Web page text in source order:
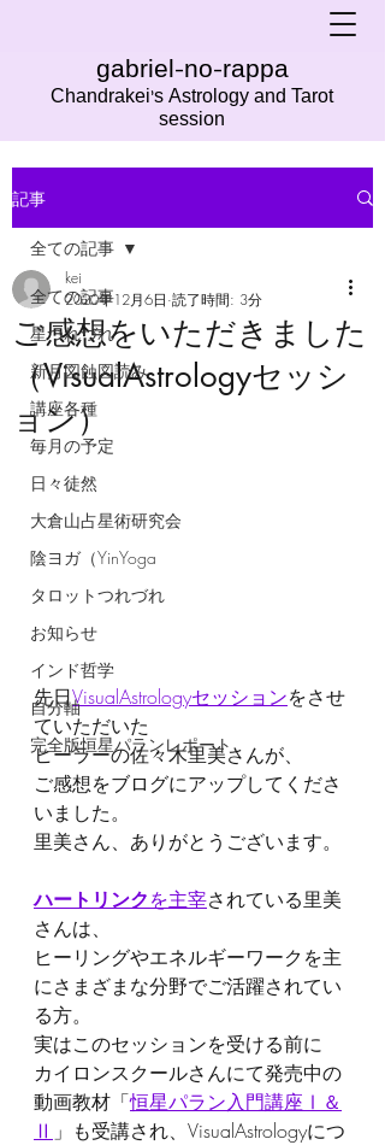
gabriel-no-rappa
Chandrakei's Astrology and Tarot
session
記事
全ての記事
星つれづれ
新月図蝕図読み
講座各種
毎月の予定
日々徒然
大倉山占星術研究会
陰ヨガ（YinYoga
タロットつれづれ
お知らせ
インド哲学
自分軸
完全版恒星パランレポート
全ての記事
ご感想をいただきました
（VisualAstrologyセッシ
ョン）
kei
2020年12月6日 読了時間: 3分
先日VisualAstrologyセッションをさせ
ていただいた
ヒーラーの佐々木里美さんが、
ご感想をブログにアップしてくださ
いました。
里美さん、ありがとうございます。
ハートリンクを主宰されている里美
さんは、
ヒーリングやエネルギーワークを主
にさまざまな分野でご活躍されてい
る方。
実はこのセッションを受ける前に
カイロンスクールさんにて発売中の
動画教材「恒星パラン入門講座Ⅰ＆
Ⅱ 」も受講され、VisualAstrologyにつ